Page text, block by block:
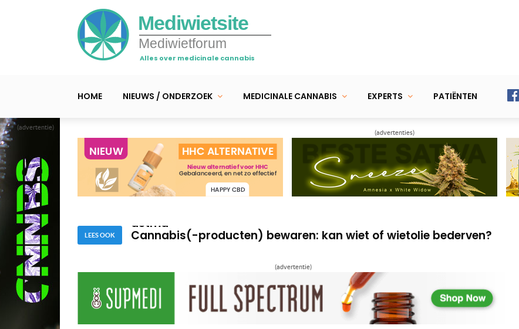
(advertentie)
Mediwietsite
Mediwietforum
Alles over medicinale cannabis
HOME NIEUWS / ONDERZOEK MEDICINALE CANNABIS EXPERTS PATIËNTEN
(advertenties)
LEES OOK
Terpenen en specifieke wietsoorten tegen ontstekingen en pijn
Video > Hoe cannabis – zowel CBD als THC – kunnen helpen bij
Terpenen en specifieke wietsoorten tegen ontstekingen en pijn
Video > Hoe cannabis – zowel CBD als THC – kunnen helpen bij
astma
(advertentie)